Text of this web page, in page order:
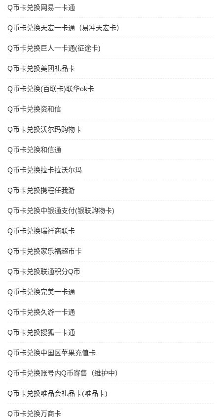
Q币卡兑换网易一卡通
Q币卡兑换天宏一卡通（易冲天宏卡）
Q币卡兑换巨人一卡通(征途卡)
Q币卡兑换美团礼品卡
Q币卡兑换(百联卡)联华ok卡
Q币卡兑换资和信
Q币卡兑换沃尔玛购物卡
Q币卡兑换和信通
Q币卡兑换拉卡拉沃尔玛
Q币卡兑换携程任我游
Q币卡兑换中银通支付(银联购物卡)
Q币卡兑换瑞祥商联卡
Q币卡兑换家乐福超市卡
Q币卡兑换联通积分Q币
Q币卡兑换完美一卡通
Q币卡兑换久游一卡通
Q币卡兑换搜狐一卡通
Q币卡兑换中国区苹果充值卡
Q币卡兑换账号内Q币寄售（维护中）
Q币卡兑换唯品会礼品卡(唯品卡)
Q币卡兑换万商卡